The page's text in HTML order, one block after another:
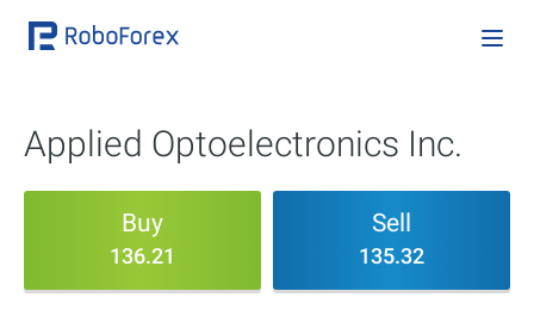
Applied Optoelectronics Inc.
Buy
136.21
Sell
135.32